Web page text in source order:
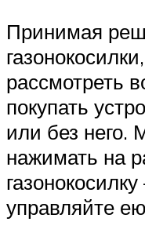
Принимая
рассмотреть
покупать
или без
нажимать на
управляйте